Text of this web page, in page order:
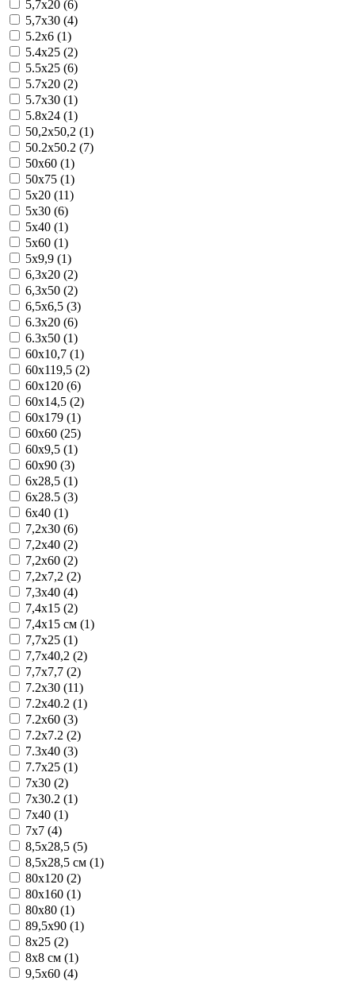
5,7x20 (6)
5,7x30 (4)
5.2x6 (1)
5.4x25 (2)
5.5x25 (6)
5.7x20 (2)
5.7x30 (1)
5.8x24 (1)
50,2x50,2 (1)
50.2x50.2 (7)
50x60 (1)
50x75 (1)
5x20 (11)
5x30 (6)
5x40 (1)
5x60 (1)
5x9,9 (1)
6,3x20 (2)
6,3x50 (2)
6,5x6,5 (3)
6.3x20 (6)
6.3x50 (1)
60x10,7 (1)
60x119,5 (2)
60x120 (6)
60x14,5 (2)
60x179 (1)
60x60 (25)
60x9,5 (1)
60x90 (3)
6x28,5 (1)
6x28.5 (3)
6x40 (1)
7,2x30 (6)
7,2x40 (2)
7,2x60 (2)
7,2x7,2 (2)
7,3x40 (4)
7,4x15 (2)
7,4x15 см (1)
7,7x25 (1)
7,7x40,2 (2)
7,7x7,7 (2)
7.2x30 (11)
7.2x40.2 (1)
7.2x60 (3)
7.2x7.2 (2)
7.3x40 (3)
7.7x25 (1)
7x30 (2)
7x30.2 (1)
7x40 (1)
7x7 (4)
8,5x28,5 (5)
8,5x28,5 см (1)
80x120 (2)
80x160 (1)
80x80 (1)
89,5x90 (1)
8x25 (2)
8x8 см (1)
9,5x60 (4)